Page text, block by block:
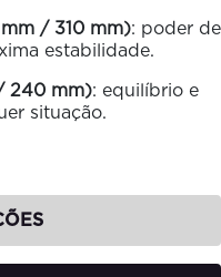
/ 310 mm): poder de
estabilidade.
240 mm): equilíbrio e
situação.